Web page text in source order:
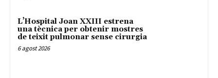
L’Hospital Joan XXIII estrena
una tècnica per obtenir mostres
de teixit pulmonar sense cirurgia
6 agost 2026